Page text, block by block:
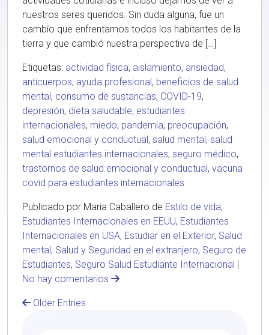
nuestros seres queridos. Sin duda alguna, fue un
cambio que enfrentamos todos los habitantes de la
tierra y que cambió nuestra perspectiva de […]
Etiquetas: actividad física, aislamiento, ansiedad,
anticuerpos, ayuda profesional, beneficios de salud
mental, consumo de sustancias, COVID-19,
depresión, dieta saludable, estudiantes
internacionales, miedo, pandemia, preocupación,
salud emocional y conductual, salud mental, salud
mental estudiantes internacionales, seguro médico,
trastornos de salud emocional y conductual, vacuna
covid para estudiantes internacionales
Publicado por Maria Caballero de Estilo de vida,
Estudiantes Internacionales en EEUU, Estudiantes
Internacionales en USA, Estudiar en el Exterior, Salud
mental, Salud y Seguridad en el extranjero, Seguro de
Estudiantes, Seguro Salud Estudiante Internacional |
No hay comentarios
Older Entries